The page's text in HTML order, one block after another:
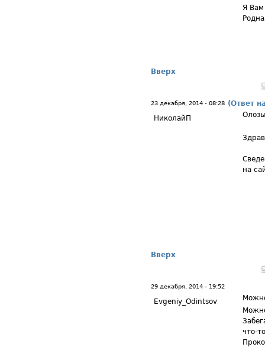
Я Вам
Вверх
23 декабря, 2014 - 08:28 (Ответ
НиколайП
Олозы
на
Вверх
29 декабря, 2014 - 19:52
Evgeniy_Odintsov
что-